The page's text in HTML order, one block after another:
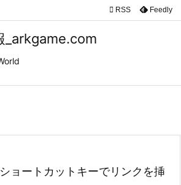
_arkgame.com


検索
 RSS Feedly
ョートカットキーでリンクを挿